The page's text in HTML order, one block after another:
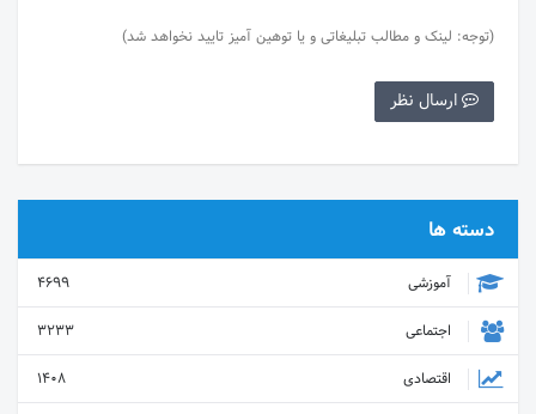
(توجه: لینک و مطالب تبلیغاتی و یا توهین آمیز تایید نخواهد شد)
دسته ها
آموزشی
4699
اجتماعی
3233
اقتصادی
1408